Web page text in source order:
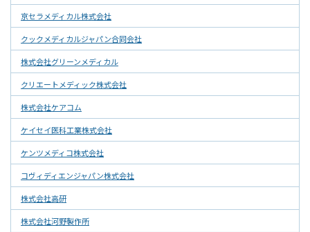
京セラメディカル株式会社
クックメディカルジャパン合同会社
株式会社グリーンメディカル
クリエートメディック株式会社
株式会社ケアコム
ケイセイ医科工業株式会社
ケンツメディコ株式会社
コヴィディエンジャパン株式会社
株式会社高研
株式会社河野製作所